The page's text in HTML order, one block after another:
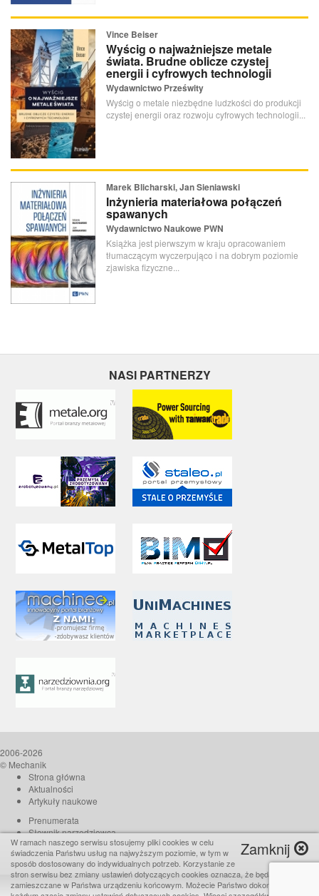
Vince Beiser
Wyścig o najważniejsze metale
świata. Brudne oblicze czystej
energii i cyfrowych technologii
Wydawnictwo Prześwity
Wyścig o metale niezbędne ludzkości do produkcji
czystej energii oraz rozwoju cyfrowych technologii...
Marek Blicharski, Jan Sieniawski
Inżynieria materiałowa połączeń
spawanych
Wydawnictwo Naukowe PWN
Książka jest pierwszym w kraju opracowaniem
tłumaczącym wyczerpująco i na dobrym poziomie
zjawiska fizyczne...
NASI PARTNERZY
2006-2026
© Mechanik
Strona główna
Aktualności
Artykuły naukowe
Prenumerata
Słownik narzędziowca
O czasopiśmie
Reklama
Kontakt
Zamknij
W ramach naszego serwisu stosujemy pliki cookies w celu
świadczenia Państwu usług na najwyższym poziomie, w tym w
sposób dostosowany do indywidualnych potrzeb. Korzystanie ze
stron serwisu bez zmiany ustawień dotyczących cookies oznacza, że będą one
zamieszczane w Państwa urządzeniu końcowym. Możecie Państwo dokonać w